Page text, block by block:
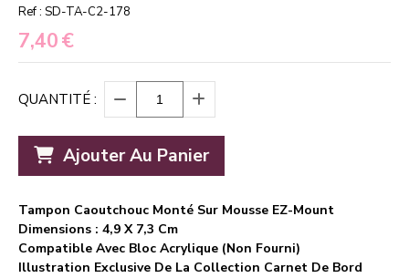
Ref : SD-TA-C2-178
7,40€
QUANTITÉ :
Ajouter Au Panier
Tampon Caoutchouc Monté Sur Mousse EZ-Mount
Dimensions : 4,9 X 7,3 Cm
Compatible Avec Bloc Acrylique (non Fourni)
Illustration Exclusive De La Collection Carnet De Bord